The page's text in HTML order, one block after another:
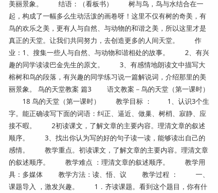
美丽景象。 结语：（看板书） 树与鸟，鸟与水结合在一
起，构成了一幅多么生动活泼的画卷呀！这里不仅有树的奇美，有
鸟的欢乐之美，更有人与自然、与动物的和谐之美，所以这里才是
真正的天堂。让我们共同努力，去创造更多的人间天堂。 作
业：1、搜集一些人与自然、与动物和谐相处的故事。 2、有兴
趣的同学读读巴金先生的原文。 3、有感情地朗读文中描写大
榕树和鸟的段落，有兴趣的同学练习说一篇解说词，介绍那里的美
丽景象。 鸟的天堂教案 篇3 语文教案－鸟的天堂（第一课时）
18 鸟的天堂（第一课时） 教学目标 ： 1、认识3个生
字。能正确读写下面的词语：纠正、逼近、做巢、树梢、寂静、应
接不暇。 2初读课文，了解文章的主要内容。理清文章的叙述
顺序。 3、找出你认为写的好的句子读一读，能够读出自己的
感情。 教学重点。初读课文，了解文章的主要内容。理清文章
的叙述顺序。 教学难点 ：理清文章的叙述顺序。 教学用
具：多媒体 教学方法：读、悟、议 教学过程 ： 一、
课题导入 ，激发兴趣。 1．齐读课题。看到这个题目，你有什